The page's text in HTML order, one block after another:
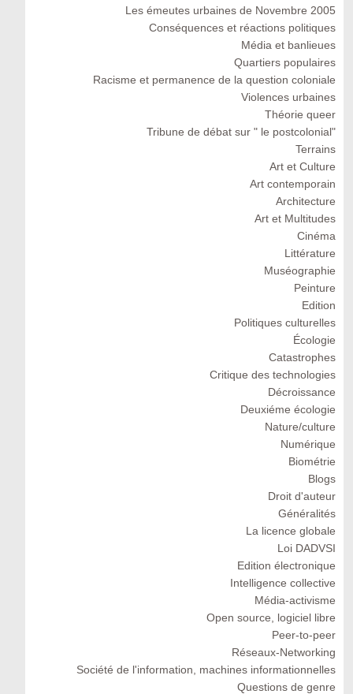
Les émeutes urbaines de Novembre 2005
Conséquences et réactions politiques
Média et banlieues
Quartiers populaires
Racisme et permanence de la question coloniale
Violences urbaines
Théorie queer
Tribune de débat sur " le postcolonial"
Terrains
Art et Culture
Art contemporain
Architecture
Art et Multitudes
Cinéma
Littérature
Muséographie
Peinture
Edition
Politiques culturelles
Écologie
Catastrophes
Critique des technologies
Décroissance
Deuxiéme écologie
Nature/culture
Numérique
Biométrie
Blogs
Droit d'auteur
Généralités
La licence globale
Loi DADVSI
Edition électronique
Intelligence collective
Média-activisme
Open source, logiciel libre
Peer-to-peer
Réseaux-Networking
Société de l'information, machines informationnelles
Questions de genre